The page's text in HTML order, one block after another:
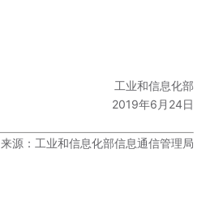
工业和信息化部
2019年6月24日
来源：工业和信息化部信息通信管理局